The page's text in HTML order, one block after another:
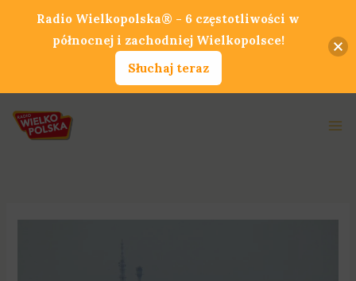
Radio Wielkopolska® - 6 częstotliwości w
północnej i zachodniej Wielkopolsce!
Słuchaj teraz